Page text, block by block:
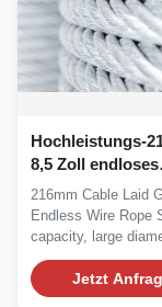
Hochleistungs-
8,5 Zoll endloses
Anschlagseil
216mm Cable Laid
Endless Wire Rope
capacity, large
multi-wire...
Jetzt